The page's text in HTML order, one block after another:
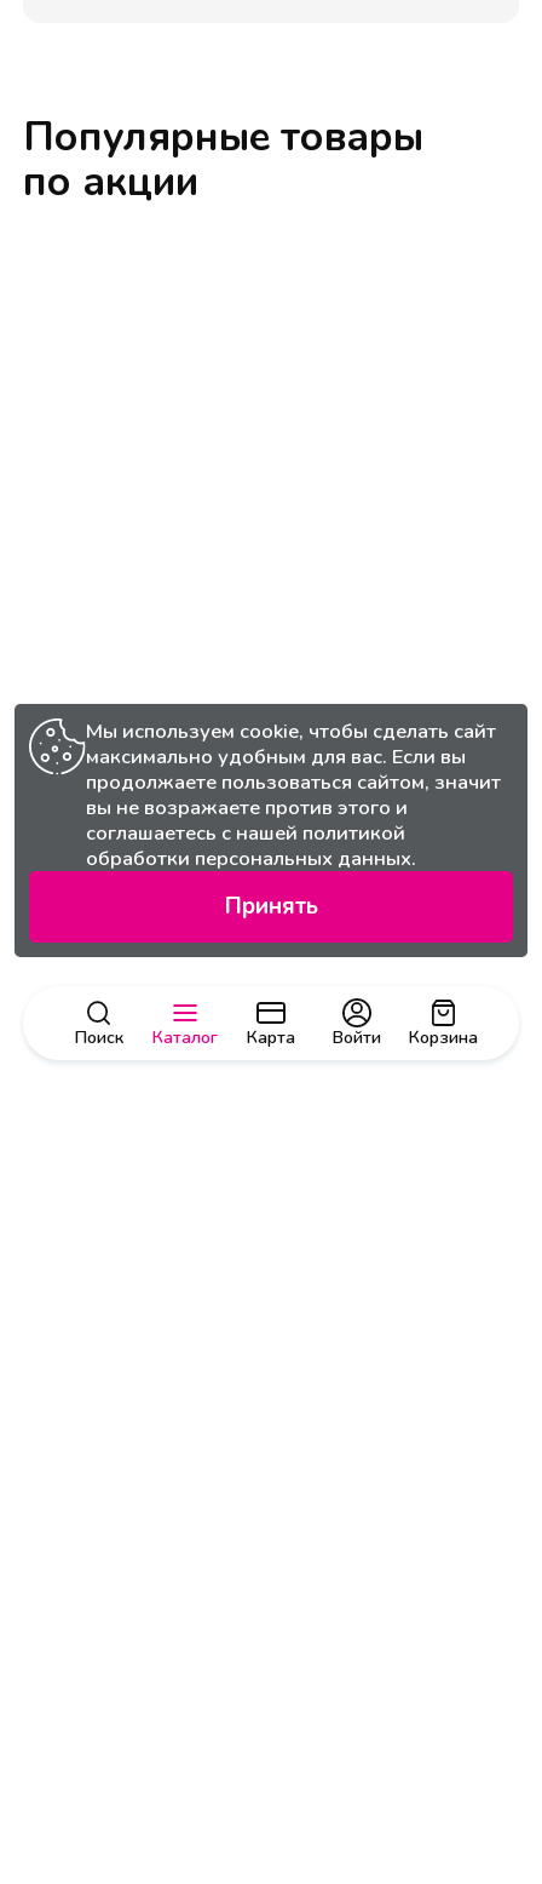
Поиск Каталог Карта Корзина
Войти
Популярные товары
по акции
Мы используем cookie, чтобы сделать сайт
максимально удобным для вас. Если вы
продолжаете пользоваться сайтом, значит
вы не возражаете против этого и
соглашаетесь с нашей политикой
обработки персональных данных.
Принять